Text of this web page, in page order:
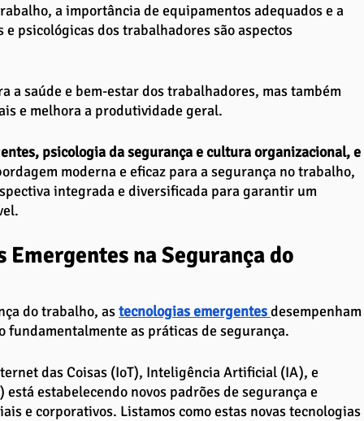
a importância de equipamentos adequados e a
psicológicas dos trabalhadores são aspectos
a saúde e bem-estar dos trabalhadores, mas também
e melhora a produtividade geral.
psicologia da segurança e cultura organizacional, e
moderna e eficaz para a segurança no trabalho,
integrada e diversificada para garantir um
Emergentes na Segurança do
do trabalho, astecnologias emergentes desempenham
as práticas de segurança.
das Coisas (IoT), Inteligência Artificial (IA), e
estabelecendo novos padrões de segurança e
e corporativos. Listamos como estas novas tecnologias